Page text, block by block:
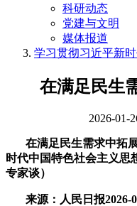
科研动态
党建与文明
媒体报道
学习贯彻习近平新
在满足民生
2026-01-
在满足民生需求中拓
时代中国特色社会主义思
专家谈）
来源：人民日报2026-